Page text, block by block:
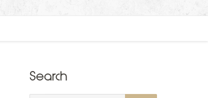
Search